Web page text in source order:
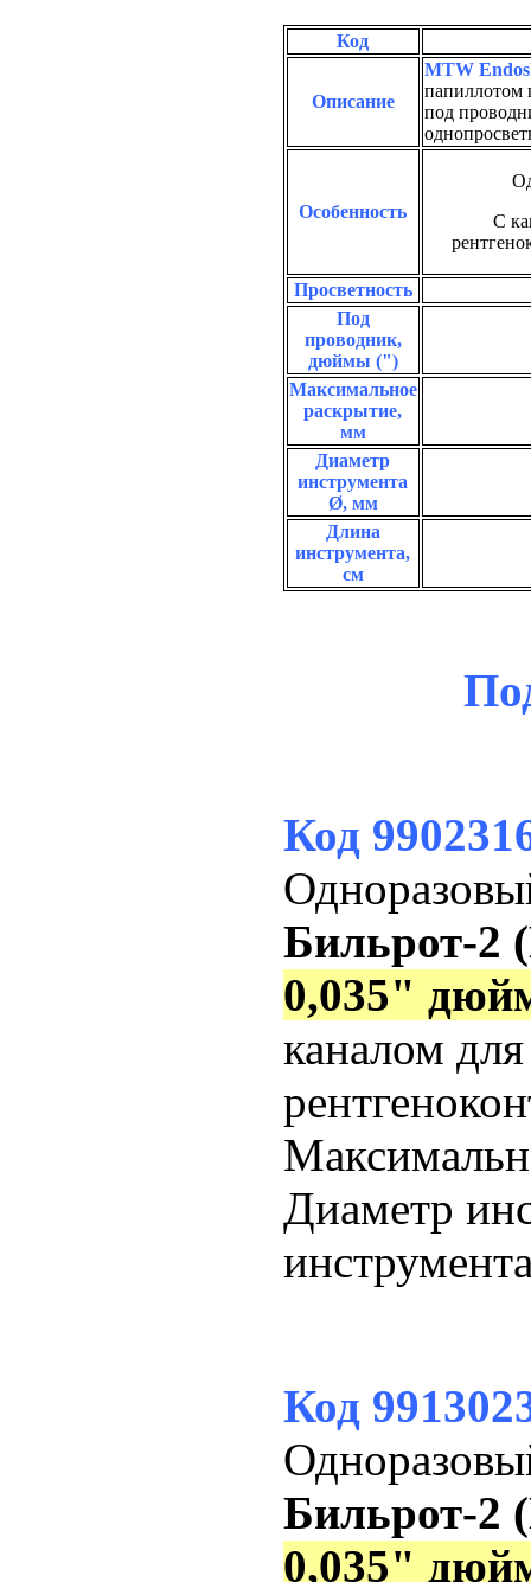
Код
Описание
MTW
папиллотом
под
Особенность
С
Просветность
Под
проводник,
дюймы (")
Максимальное
раскрытие,
мм
Диаметр
инструмента
Ø, мм
Длина
инструмента,
см
Код
Бильрот-2
0,035"
каналом
Диаметр
Код
Бильрот-2
0,035"